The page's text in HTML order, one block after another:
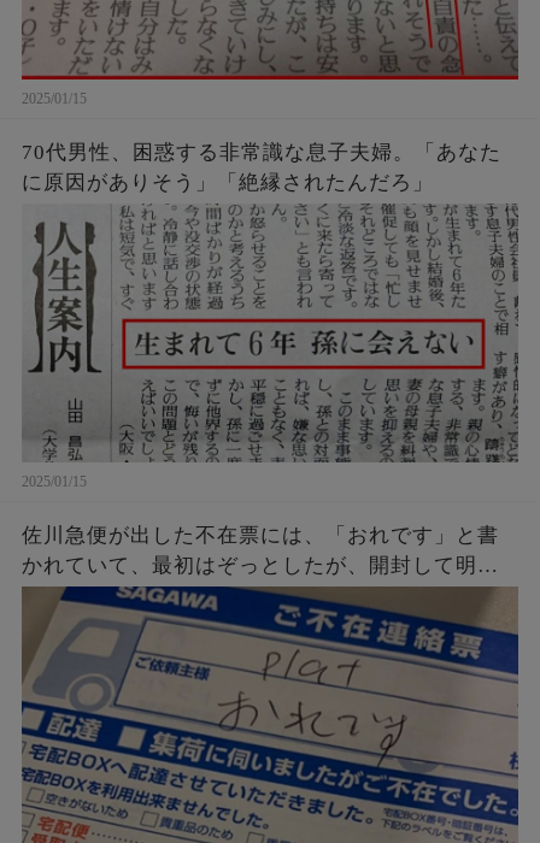
2025/01/15
70代男性、困惑する非常識な息子夫婦。「あなた
に原因がありそう」「絶縁されたんだろ」
2025/01/15
佐川急便が出した不在票には、「おれです」と書
かれていて、最初はぞっとしたが、開封して明ら
かになった真実とは。